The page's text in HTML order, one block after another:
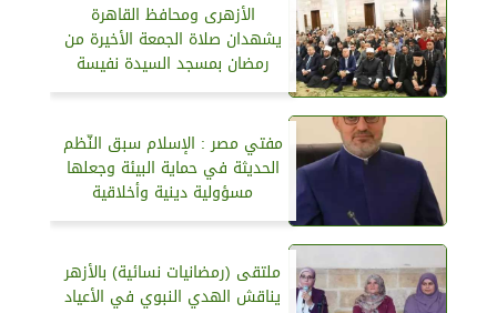
الأزهرى ومحافظ القاهرة
يشهدان صلاة الجمعة الأخيرة من
رمضان بمسجد السيدة نفيسة
مفتي مصر : الإسلام سبق النّظم
الحديثة في حماية البيئة وجعلها
مسؤولية دينية وأخلاقية
ملتقى (رمضانيات نسائية) بالأزهر
يناقش الهدي النبوي في الأعياد